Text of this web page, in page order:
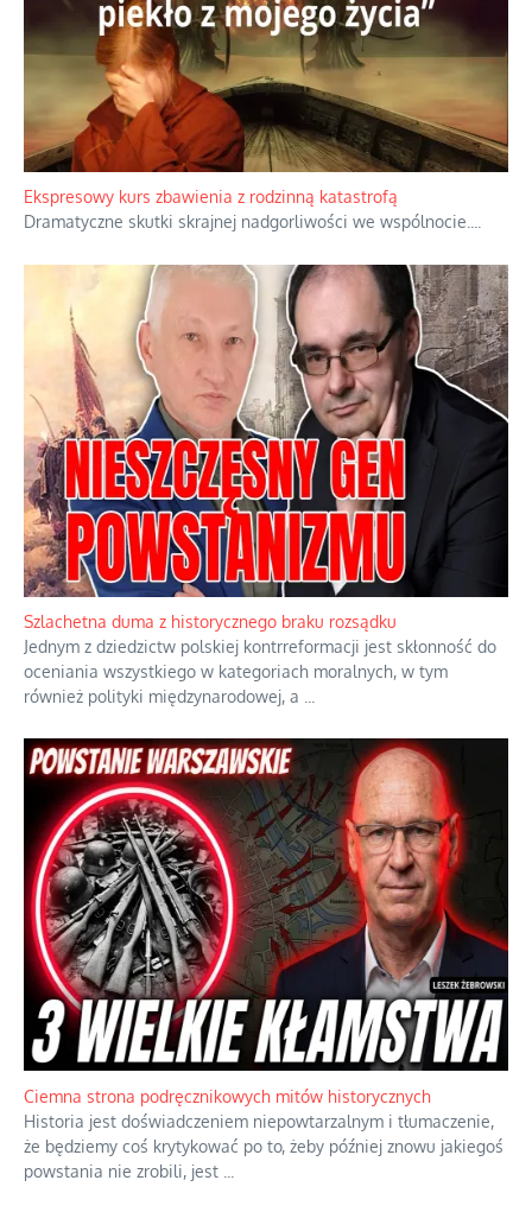
Ekspresowy kurs zbawienia z rodzinną katastrofą
Dramatyczne skutki skrajnej nadgorliwości we wspólnocie.
Szlachetna duma z historycznego braku rozsądku
Jednym z dziedzictw polskiej kontrreformacji jest skłonność do
oceniania wszystkiego w kategoriach moralnych, w tym
również polityki międzynarodowej, a
Ciemna strona podręcznikowych mitów historycznych
Historia jest doświadczeniem niepowtarzalnym i tłumaczenie,
że będziemy coś krytykować po to, żeby później znowu jakiegoś
powstania nie zrobili, jest